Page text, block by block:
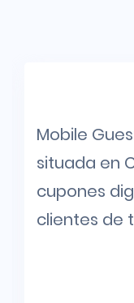
Mobile
situada en
cupones
clientes de